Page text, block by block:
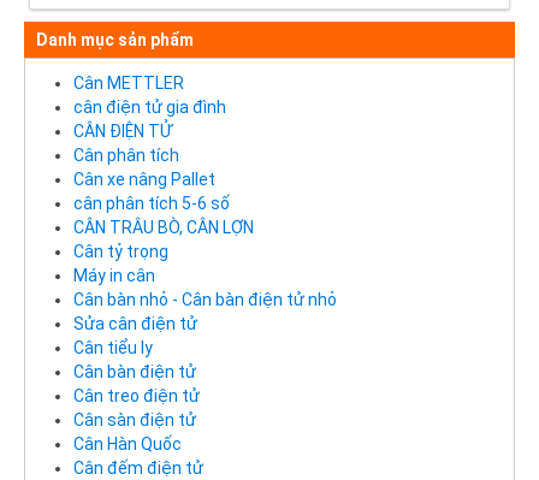
Danh mục sản phẩm
Cân METTLER
cân điện tử gia đình
CÂN ĐIỆN TỬ
Cân phân tích
Cân xe nâng Pallet
cân phân tích 5-6 số
CÂN TRÂU BÒ, CÂN LỢN
Cân tỷ trọng
Máy in cân
Cân bàn nhỏ - Cân bàn điện tử nhỏ
Sửa cân điện tử
Cân tiểu ly
Cân bàn điện tử
Cân treo điện tử
Cân sàn điện tử
Cân Hàn Quốc
Cân đếm điện tử